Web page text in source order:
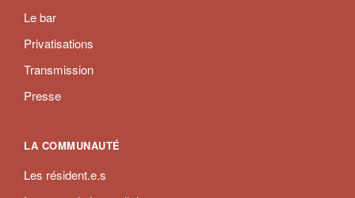
Le bar
Privatisations
Transmission
Presse
LA COMMUNAUTÉ
Les résident.e.s